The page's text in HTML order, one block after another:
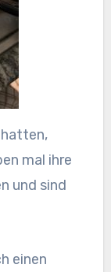
hatten,
mal ihre
und sind
einen